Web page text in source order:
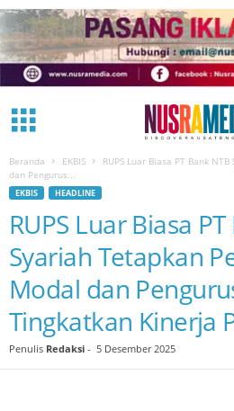
Beranda EKBIS
RUPS Luar Biasa PT Bank
dan Pengurus...
EKBIS HEADLINE
RUPS Luar Biasa
Syariah Tetapkan
Modal dan
Tingkatkan Kinerja
Penulis Redaksi - 5 Desember 2025